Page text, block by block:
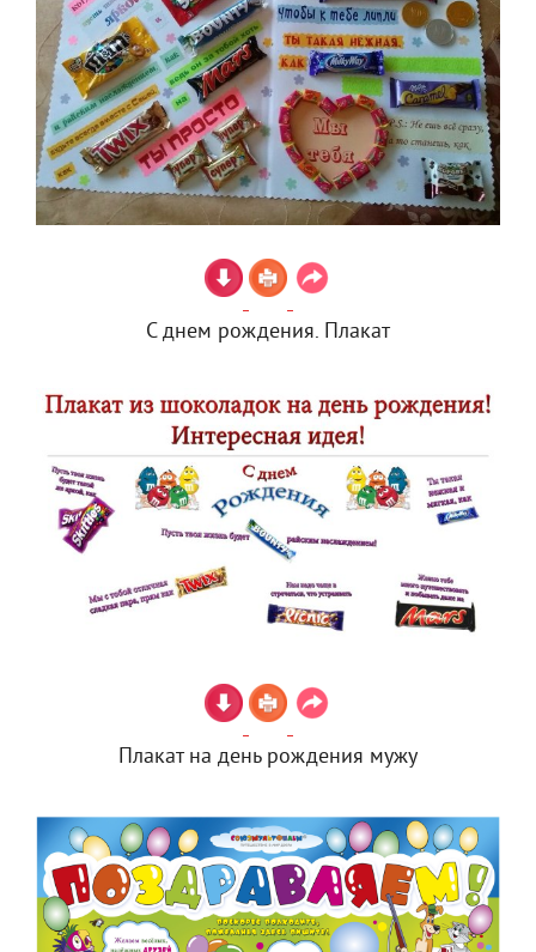
С днем рождения. Плакат
Плакат на день рождения мужу